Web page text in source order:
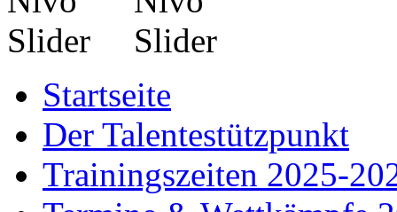
Startseite
Der Talentestützpunkt
Trainingszeiten 2025-